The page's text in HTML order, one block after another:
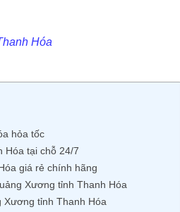
Hóa
hỏa tốc
Hóa tại chỗ 24/7
giá rẻ chính hãng
Xương tỉnh Thanh Hóa
Xương tỉnh Thanh Hóa